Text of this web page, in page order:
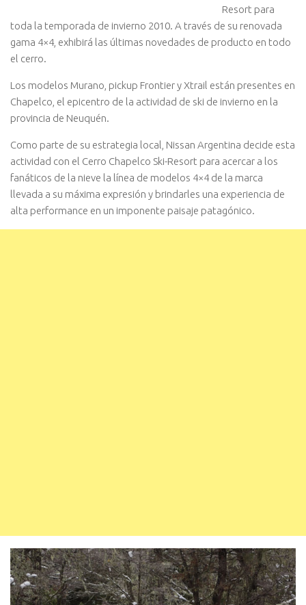
Resort para
toda la temporada de invierno 2010. A través de su renovada
gama 4×4, exhibirá las últimas novedades de producto en todo
el cerro.
Los modelos Murano, pickup Frontier y Xtrail están presentes en
Chapelco, el epicentro de la actividad de ski de invierno en la
provincia de Neuquén.
Como parte de su estrategia local, Nissan Argentina decide esta
actividad con el Cerro Chapelco Ski-Resort para acercar a los
fanáticos de la nieve la línea de modelos 4×4 de la marca
llevada a su máxima expresión y brindarles una experiencia de
alta performance en un imponente paisaje patagónico.